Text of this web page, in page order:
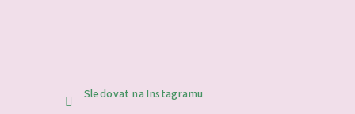
Sledovat na Instagramu